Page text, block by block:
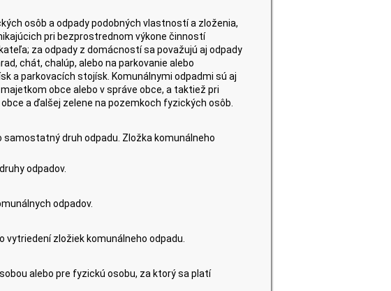
osôb a odpady podobných vlastností a zloženia,
pri bezprostrednom výkone činností
za odpady z domácností sa považujú aj odpady
chát, chalúp, alebo na parkovanie alebo
a parkovacích stojísk. Komunálnymi odpadmi sú aj
obce alebo v správe obce, a taktiež pri
a ďalšej zelene na pozemkoch fyzických osôb.
druh odpadu. Zložka komunálneho
odpadov.
odpadov.
vytriedení zložiek komunálneho odpadu.
alebo pre fyzickú osobu, za ktorý sa platí